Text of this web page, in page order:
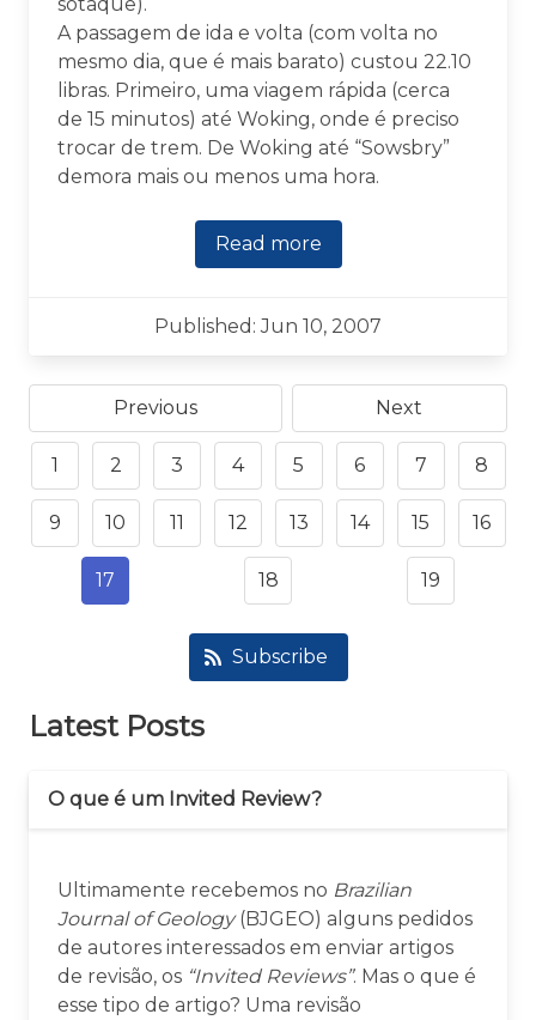
sotaque).
A passagem de ida e volta (com volta no
mesmo dia, que é mais barato) custou 22.10
libras. Primeiro, uma viagem rápida (cerca
de 15 minutos) até Woking, onde é preciso
trocar de trem. De Woking até “Sowsbry”
demora mais ou menos uma hora.
Read more
Published: Jun 10, 2007
Previous Next
1 2 3 4 5 6 7 8
9 10 11 12 13 14 15 16
17 18 19
Subscribe
Latest Posts
O que é um Invited Review?
Ultimamente recebemos no Brazilian
Journal of Geology(BJGEO) alguns pedidos
de autores interessados em enviar artigos
de revisão, os “Invited Reviews”. Mas o que é
esse tipo de artigo? Uma revisão